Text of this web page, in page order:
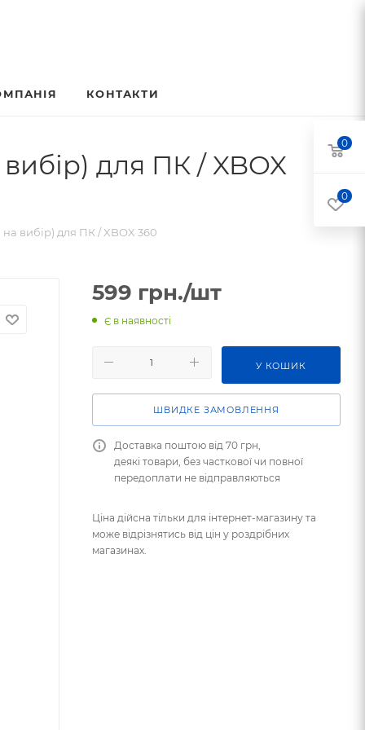
КОНТАКТИ
для ПК / XBOX
вибір) для ПК / XBOX 360
599 грн./шт
Є в наявності
У КОШИК
ШВИДКЕ ЗАМОВЛЕННЯ
Доставка поштою від 70 грн,
деякі товари, без часткової чи повної
передоплати не відправляються
Ціна дійсна тільки для інтернет-магазину та
може відрізнятись від цін у роздрібних
магазинах.
0
0